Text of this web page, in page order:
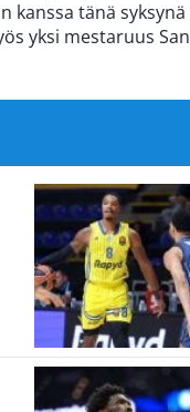
kanssa tänä syksynä
yksi mestaruus San